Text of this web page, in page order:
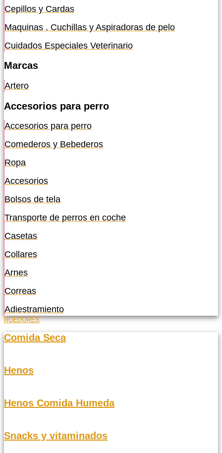
Cepillos y Cardas
Maquinas , Cuchillas y Aspiradoras de pelo
Cuidados Especiales Veterinario
Marcas
Artero
Accesorios para perro
Accesorios para perro
Comederos y Bebederos
Ropa
Accesorios
Bolsos de tela
Transporte de perros en coche
Casetas
Collares
Arnes
Correas
Adiestramiento
ROEDORES
Comida Seca
Henos
Henos Comida Humeda
Snacks y vitaminados